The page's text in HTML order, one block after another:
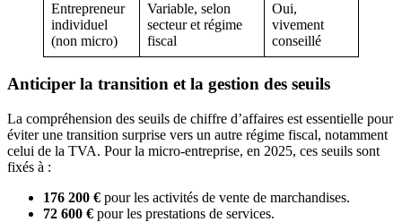
Entrepreneur
individuel
(non micro)
Variable, selon
secteur et régime
fiscal
Oui,
vivement
conseillé
Anticiper la transition et la gestion des seuils
La compréhension des seuils de chiffre d’affaires est essentielle pour
éviter une transition surprise vers un autre régime fiscal, notamment
celui de la TVA. Pour la micro-entreprise, en 2025, ces seuils sont
fixés à :
176 200 € pour les activités de vente de marchandises.
72 600 € pour les prestations de services.